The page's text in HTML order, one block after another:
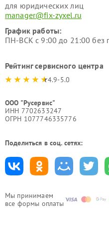
Мы принимаем
все формы оплаты
для юридических лиц
manager@fix-zyxel.ru
График работы:
ПН-ВСК с 9:00 до 21:00 без
Рейтинг сервисного центра
4.9-5.0
ООО "Русервис"
ИНН 7702633247
ОГРН 1077746335776
Поделиться в соц. сетях: